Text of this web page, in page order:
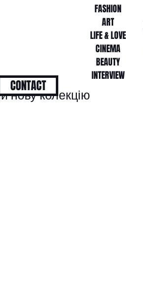
FASHION
ART
LIFE & LOVE
CINEMA
BEAUTY
INTERVIEW
нову колекцію
CONTACT
FASHION
ART
LIFE & LOVE
CINEMA
BEAUTY
INTERVIEW